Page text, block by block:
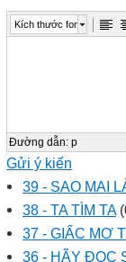
Kích thước font
Đường dẫn: p
Gửi ý kiến
39 - SAO MAI
38 - TA TÌM TA
37 - GIẤC MƠ
36 - HÃY ĐỌC